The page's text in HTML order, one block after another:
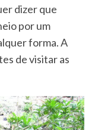
dizer que
por um
forma. A
de visitar as